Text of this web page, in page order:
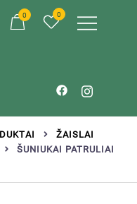
0 0
ŽAISLAI
ŠUNIUKAI PATRULIAI